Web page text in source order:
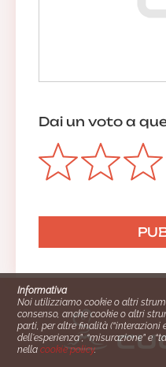
Dai un voto a
Informativa
Noi utilizziamo cookie o altri
consenso, anche cookie o altri
parti, per altre finalità (“interazioni
dell'esperienza”, “misurazione” e
nellacookie policy.